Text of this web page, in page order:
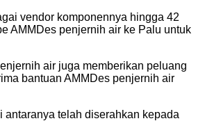
vendor komponennya hingga 42
AMMDes penjernih air ke Palu untuk
air juga memberikan peluang
bantuan AMMDes penjernih air
telah diserahkan kepada